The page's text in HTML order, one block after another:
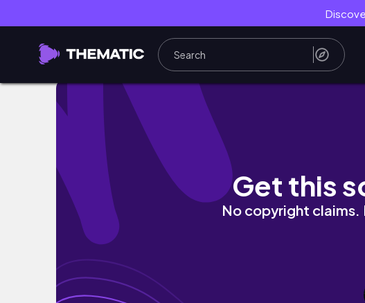
влог из лета обычной девушки: день с подругой,
Get this
No copyright claims.